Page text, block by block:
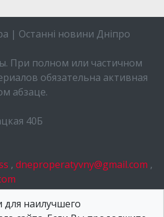
| Останні новини Дніпро
При полном или частичном
обязательна активная
абзаце.
40Б
, dneproperatyvny@gmail.com ,
наилучшего